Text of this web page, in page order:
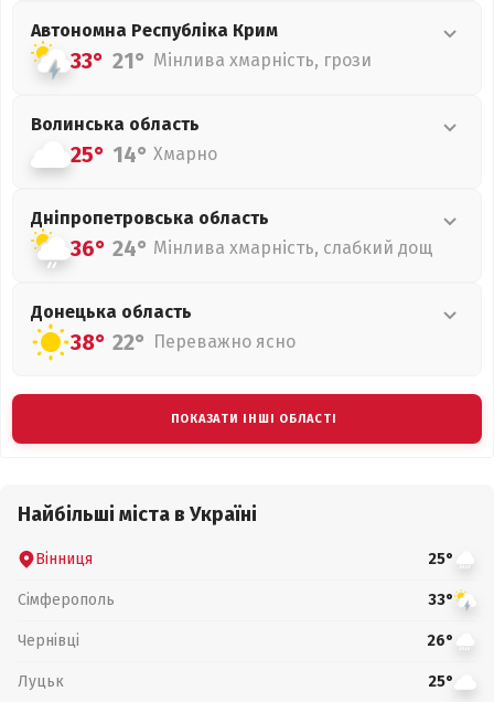
Автономна Республіка Крим
33° 21° Мінлива хмарність, грози
Волинська область
25° 14° Хмарно
Дніпропетровська область
36° 24° Мінлива хмарність, слабкий дощ
Донецька область
38° 22° Переважно ясно
ПОКАЗАТИ ІНШІ ОБЛАСТІ
Найбільші міста в Україні
Вінниця 25°
Сімферополь 33°
Чернівці 26°
Луцьк 25°